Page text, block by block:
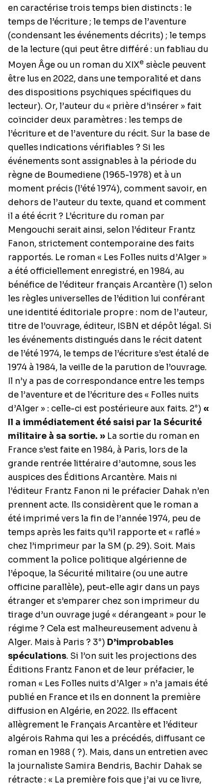
en caractérise trois temps bien distincts : le
temps de l’écriture ; le temps de l’aventure
(condensant les événements décrits) ; le temps
de la lecture (qui peut être différé : un fabliau du
Moyen Âge ou un roman du XIXe siècle peuvent
être lus en 2022, dans une temporalité et dans
des dispositions psychiques spécifiques du
lecteur). Or, l’auteur du « prière d’insérer » fait
coïncider deux paramètres : les temps de
l’écriture et de l’aventure du récit. Sur la base de
quelles indications vérifiables ? Si les
événements sont assignables à la période du
règne de Boumediene (1965-1978) et à un
moment précis (l’été 1974), comment savoir, en
dehors de l’auteur du texte, quand et comment
il a été écrit ? L’écriture du roman par
Mengouchi serait ainsi, selon l’éditeur Frantz
Fanon, strictement contemporaine des faits
rapportés. Le roman « Les Folles nuits d’Alger »
a été officiellement enregistré, en 1984, au
bénéfice de l’éditeur français Arcantère (1) selon
les règles universelles de l’édition lui conférant
une identité éditoriale propre : nom de l’auteur,
titre de l’ouvrage, éditeur, ISBN et dépôt légal. Si
les événements distingués dans le récit datent
de l’été 1974, le temps de l’écriture s’est étalé de
1974 à 1984, la veille de la parution de l’ouvrage.
Il n’y a pas de correspondance entre les temps
de l’aventure et de l’écriture des « Folles nuits
d’Alger » : celle-ci est postérieure aux faits. 2°) «
Il a immédiatement été saisi par la Sécurité
militaire à sa sortie. » La sortie du roman en
France s’est faite en 1984, à Paris, lors de la
grande rentrée littéraire d’automne, sous les
auspices des Éditions Arcantère. Mais ni
l’éditeur Frantz Fanon ni le préfacier Dahak n’en
prennent acte. Ils considèrent que le roman a
été imprimé vers la fin de l’année 1974, peu de
temps après les faits qu’il rapporte et « raflé »
chez l’imprimeur par la SM (p. 29). Soit. Mais
comment la police politique algérienne de
l’époque, la Sécurité militaire (ou une autre
officine parallèle), peut-elle agir dans un pays
étranger et s’emparer chez son imprimeur du
tirage d’un ouvrage jugé « dérangeant » pour le
régime ? Cela est malheureusement advenu à
Alger. Mais à Paris ? 3°) D’improbables
spéculations. Si l’on suit les projections des
Éditions Frantz Fanon et de leur préfacier, le
roman « Les Folles nuits d’Alger » n’a jamais été
publié en France et ils en donnent la première
diffusion en Algérie, en 2022. Ils effacent
allègrement le Français Arcantère et l’éditeur
algérois Rahma qui les a précédés, diffusant ce
roman en 1988 ( ?). Mais, dans un entretien avec
la journaliste Samira Bendris, Bachir Dahak se
rétracte : « La première fois que j’ai vu ce livre,